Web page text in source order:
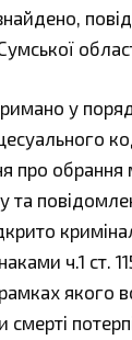
у
про обрання
та
ч.1 ст.
якого